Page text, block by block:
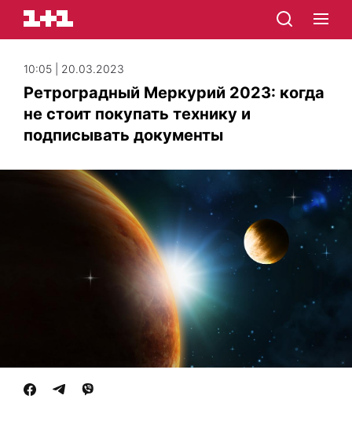
10:05 | 20.03.2023
Ретроградный Меркурий 2023: когда
не стоит покупать технику и
подписывать документы